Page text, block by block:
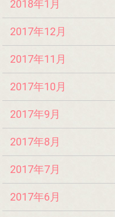
2018年1月
2017年12月
2017年11月
2017年10月
2017年9月
2017年8月
2017年7月
2017年6月